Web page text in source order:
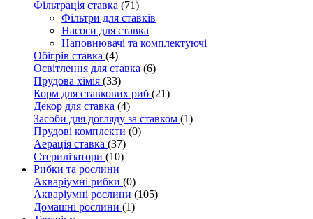
Фільтрація ставка (71)
Фільтри для ставків
Насоси для ставка
Наповнювачі та комплектуючі
Обігрів ставка (4)
Освітлення для ставка (6)
Прудова хімія (33)
Корм для ставкових риб (21)
Декор для ставка (4)
Засоби для догляду за ставком (1)
Прудові комплекти (0)
Аерація ставка (37)
Стерилізатори (10)
Рибки та рослини
Акваріумні рибки (0)
Акваріумні рослини (105)
Домашні рослини (1)